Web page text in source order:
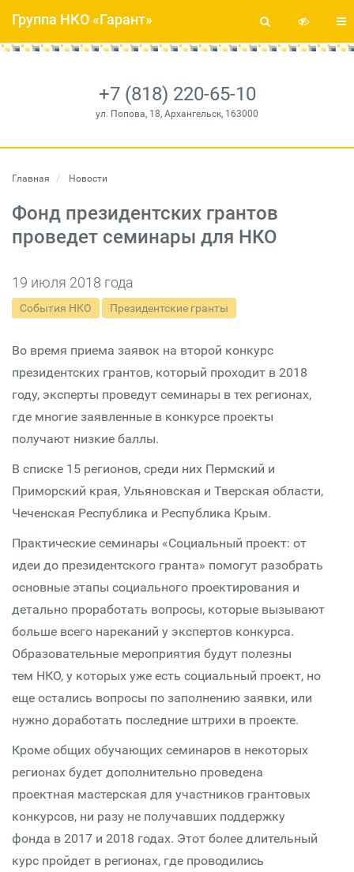
+7 (818) 220-65-10
ул. Попова, 18, Архангельск, 163000
Группа НКО «Гарант»
Главная Новости
Фонд президентских грантов
проведет семинары для НКО
19 июля 2018 года
События НКО Президентские гранты
Во время приема заявок на второй конкурс
президентских грантов, который проходит в 2018
году, эксперты проведут семинары в тех регионах,
где многие заявленные в конкурсе проекты
получают низкие баллы.
В списке 15 регионов, среди них Пермский и
Приморский края, Ульяновская и Тверская области,
Чеченская Республика и Республика Крым.
Практические семинары «Социальный проект: от
идеи до президентского гранта» помогут разобрать
основные этапы социального проектирования и
детально проработать вопросы, которые вызывают
больше всего нареканий у экспертов конкурса.
Образовательные мероприятия будут полезны
тем НКО, у которых уже есть социальный проект, но
еще остались вопросы по заполнению заявки, или
нужно доработать последние штрихи в проекте.
Кроме общих обучающих семинаров в некоторых
регионах будет дополнительно проведена
проектная мастерская для участников грантовых
конкурсов, ни разу не получавших поддержку
фонда в 2017 и 2018 годах. Этот более длительный
курс пройдет в регионах, где проводились